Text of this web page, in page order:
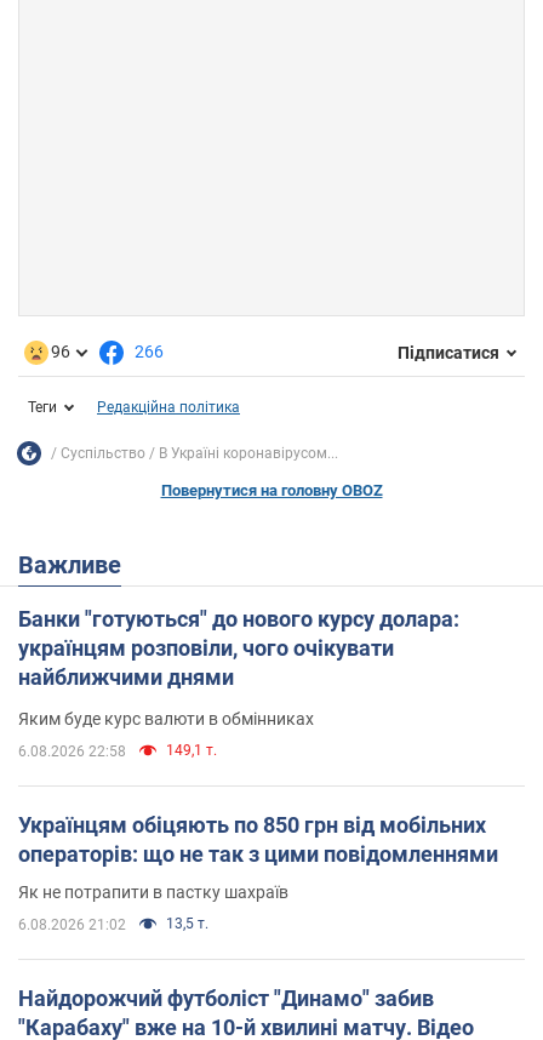
96 266 Підписатися
Теги Редакційна політика
Суспільство В Україні коронавірусом...
Повернутися на головну OBOZ
Важливе
Банки "готуються" до нового курсу долара:
українцям розповіли, чого очікувати
найближчими днями
Яким буде курс валюти в обмінниках
6.08.2026 22:58 149,1 т.
Українцям обіцяють по 850 грн від мобільних
операторів: що не так з цими повідомленнями
Як не потрапити в пастку шахраїв
6.08.2026 21:02 13,5 т.
Найдорожчий футболіст "Динамо" забив
"Карабаху" вже на 10-й хвилині матчу. Відео